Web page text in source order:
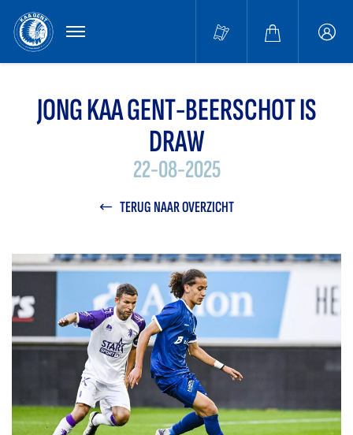
MENU
JONG KAA GENT-BEERSCHOT IS
DRAW
22-08-2025
TERUG NAAR OVERZICHT